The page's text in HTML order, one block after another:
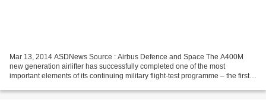
Mar 13, 2014 ASDNews Source : Airbus Defence and Space The A400M
new generation airlifter has successfully completed one of the most
important elements of its continuing military flight-test programme – the first